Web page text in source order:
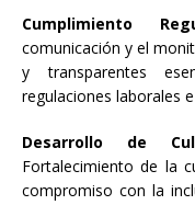
Cumplimiento
comunicación y el
y transparentes
regulaciones laborales
Desarrollo de
Fortalecimiento de la
compromiso con la